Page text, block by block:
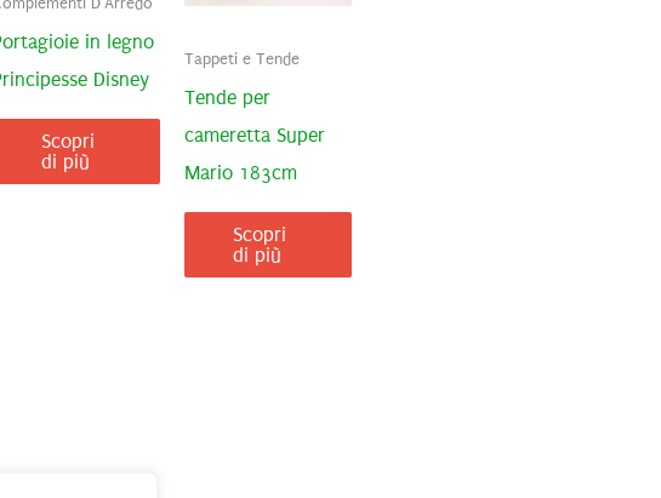
in legno
Disney
Scopri
di più
Tappeti e Tende
Tende per
cameretta Super
Mario 183cm
Scopri
di più